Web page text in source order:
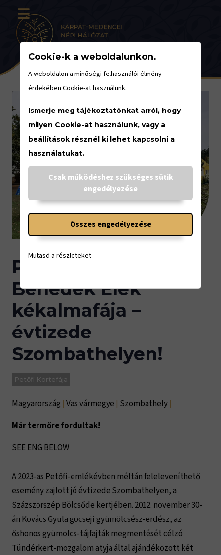
Petőfi körtefája és
Benedek Elek
kékalmafája –
évtizede
Szombathelyen!
Petőfi Körtefája
Magyarország | Vas vármegye | Szombathely |
Már termőre fordultak!
SEE ENG BELOW
A 2023-as Petőfi-emlékévben méltán feleleveníthető
esemény zajlott jó évtizede Szombathelyen, a
Százszorszép Bölcsőde kertjében. 2012. november 30-
án Kovács Gyula göcseji gyümölcsész-erdész, az
őshonos gyümölcs-tájfajták megmentését célzó
Tündérkert-mozgalom atyja által ajándékozott két
Cookie-k a weboldalunkon.
A weboldalon a minőségi felhasználói élmény
érdekében Cookie-at használunk.
Ismerje meg tájékoztatónkat arról, hogy
milyen Cookie-at használunk, vagy a
beállítások résznél ki lehet kapcsolni a
használatukat.
Csak működéshez szükséges sütik
engedélyezése
Összes engedélyezése
Mutasd a részleteket